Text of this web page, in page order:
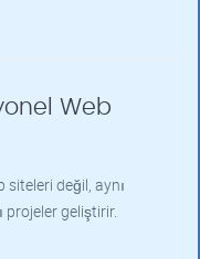
Web
siteleri değil, aynı
projeler geliştirir.